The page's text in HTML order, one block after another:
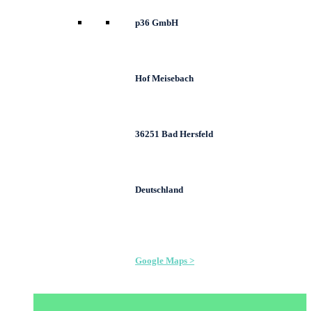
p36 GmbH
Hof Meisebach
36251 Bad Hersfeld
Deutschland
Google Maps >